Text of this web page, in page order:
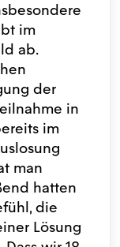
im
ab.
der
in
im
man
hatten
die
Lösung